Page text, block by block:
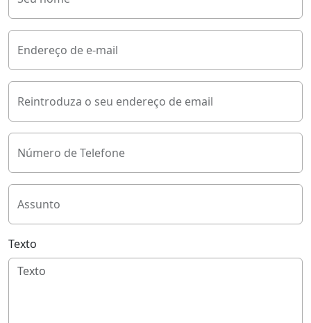
Endereço de e-mail
Reintroduza o seu endereço de email
Número de Telefone
Assunto
Texto